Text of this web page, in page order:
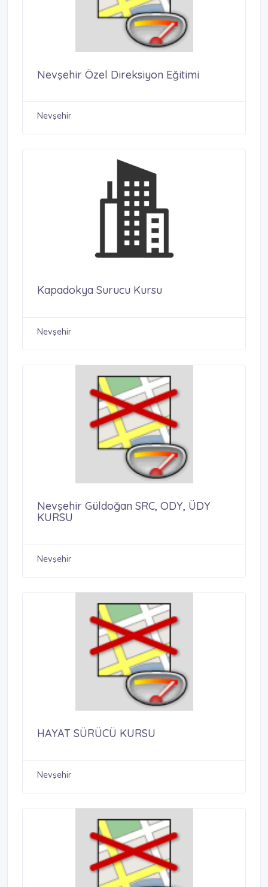
Nevşehir Özel Direksiyon Eğitimi
Nevşehir
Kapadokya Surucu Kursu
Nevşehir
Nevşehir Güldoğan SRC, ODY, ÜDY
KURSU
Nevşehir
HAYAT SÜRÜCÜ KURSU
Nevşehir